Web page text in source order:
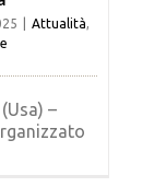
Attualità
–